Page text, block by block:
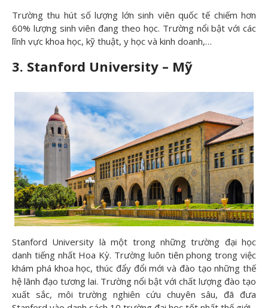
Trường thu hút số lượng lớn sinh viên quốc tế chiếm hơn
60% lượng sinh viên đang theo học. Trường nổi bật với các
lĩnh vực khoa học, kỹ thuật, y học và kinh doanh,…
3. Stanford University – Mỹ
Stanford University là một trong những trường đại học
danh tiếng nhất Hoa Kỳ. Trường luôn tiên phong trong việc
khám phá khoa học, thúc đẩy đổi mới và đào tạo những thế
hệ lãnh đạo tương lai. Trường nổi bật với chất lượng đào tạo
xuất sắc, môi trường nghiên cứu chuyên sâu, đã đưa